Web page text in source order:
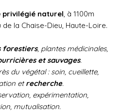
privilégié naturel , à 1100m
de la Chaise-Dieu, Haute-Loire.
forestiers, plantes médicinales,
et sauvages.
du végétal : soin, cueillette,
etrecherche.
expérimentation,
mutualisation.